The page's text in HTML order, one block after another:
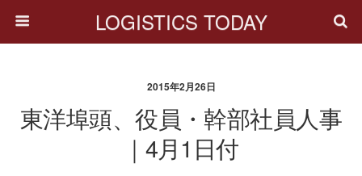
LOGISTICS TODAY
2015年2月26日
東洋埠頭、役員・幹部社員人事
｜4月1日付